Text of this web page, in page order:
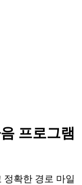
프로그램
정확한 경로 마일